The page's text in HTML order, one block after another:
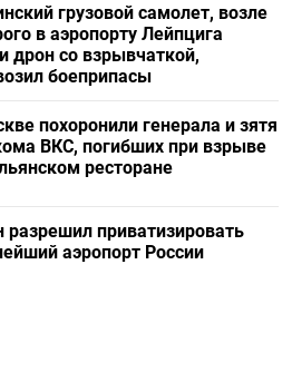
грузовой самолет, возле
в аэропорту Лейпцига
дрон со взрывчаткой,
боеприпасы
похоронили генерала и зятя
ВКС, погибших при взрыве
ресторане
разрешил приватизировать
аэропорт России